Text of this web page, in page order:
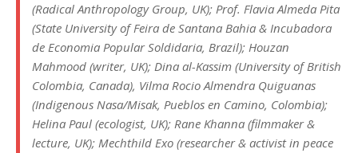
(Radical Anthropology Group, UK); Prof. Flavia Almeda Pita
(State University of Feira de Santana Bahia & Incubadora
de Economia Popular Soldidaria, Brazil); Houzan
Mahmood (writer, UK); Dina al-Kassim (University of British
Colombia, Canada), Vilma Rocio Almendra Quiguanas
(Indigenous Nasa/Misak, Pueblos en Camino, Colombia);
Helina Paul (ecologist, UK); Rane Khanna (filmmaker &
lecture, UK); Mechthild Exo (researcher & activist in peace